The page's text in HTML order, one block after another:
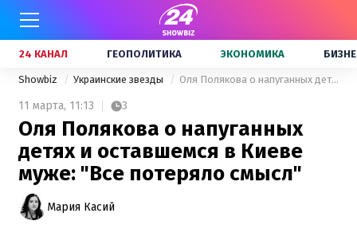
24 КАНАЛ ГЕОПОЛИТИКА ЭКОНОМИКА
Showbiz Украинские звезды Оля Полякова о напуганных детях и оставшемся в Киеве муже: "Все потеряло смысл"
11 марта, 11:13 3
Оля Полякова о напуганных
детях и оставшемся в Киеве
муже: "Все потеряло смысл"
Мария Касий